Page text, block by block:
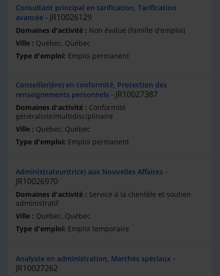
Consultant principal en tarification, Tarification
avancée
JR10026129
Non évalué (famille d'emploi)
Québec, Québec
Emploi permanent
Conseiller(ère) en conformité, Protection des
renseignements personnels
JR10027387
Conformité
généraliste/multidisciplinaire
Québec, Québec
Emploi permanent
Administrateur(trice) aux Nouvelles Affaires
JR10026970
Service à la clientèle et soutien
administratif
Québec, Québec
Emploi temporaire
Analyste en administration, Marchés spéciaux
JR10027262